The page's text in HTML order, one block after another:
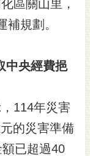
區關山里，
規劃。
中央經費挹
114年災害
的災害準備
已超過40